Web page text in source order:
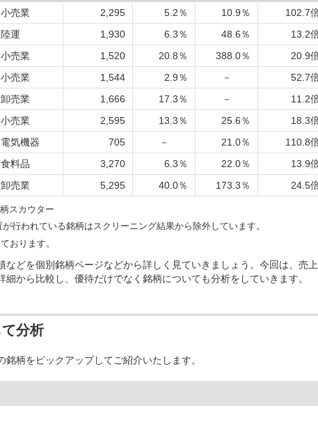
小売業 2,295 5.2％ 10.9％ 102.7
陸運 1,930 6.3％ 48.6％ 13.2
小売業 1,520 20.8％ 388.0％ 20.9
小売業 1,544 2.9％ － 52.7
卸売業 1,666 17.3％ － 11.2
小売業 2,595 13.3％ 25.6％ 18.3
電気機器 705 － 21.0％ 110.8
食料品 3,270 6.3％ 22.0％ 13.9
卸売業 5,295 40.0％ 173.3％ 24.5
スカウター
行われている銘柄はスクリーニング結果から除外しています。
おります。
どを個別銘柄ページなどから詳しく見ていきましょう。今回は、売
から比較し、優待だけでなく銘柄についても分析をしていきます。
分析
柄をピックアップしてご紹介いたします。